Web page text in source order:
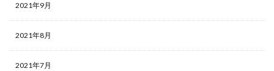
2021年9月
2021年8月
2021年7月